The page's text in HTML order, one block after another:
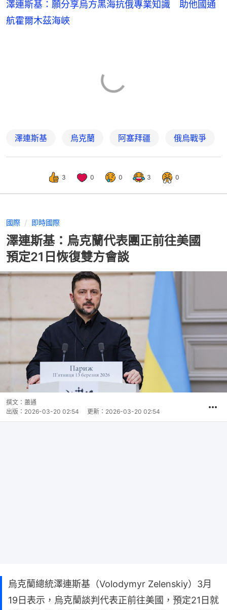
澤連斯基：願分享烏方黑海抗俄專業知識 助他國通
航霍爾木茲海峽
澤連斯基 烏克蘭 阿塞拜疆 俄烏戰爭
3 0 0 3 0
國際 即時國際
澤連斯基：烏克蘭代表團正前往美國
預定21日恢復雙方會談
撰文： 蕭通
出版： 2026-03-20 02:54 更新： 2026-03-20 02:54
烏克蘭總統澤連斯基（Volodymyr Zelenskiy）3月
19日表示，烏克蘭談判代表正前往美國，預定21日就